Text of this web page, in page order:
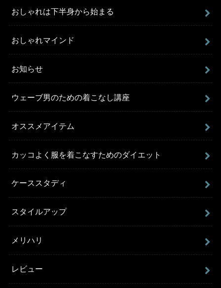
おしゃれは下半身から始まる
おしゃれマインド
お知らせ
ウェーブ男のための着こなし講座
オススメアイテム
カッコよく服を着こなすためのダイエット
ケーススタディ
スタイルアップ
メリハリ
レビュー